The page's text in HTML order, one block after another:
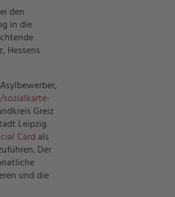
den
in die
Hessens
Greiz
Leipzig
Card als
Der
und die